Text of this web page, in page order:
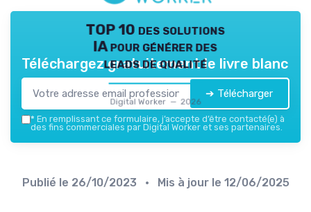
TOP 10 des solutions
IA pour générer des
leads de qualité
Digital Worker — 2026
Téléchargez gratuitement le livre blanc
➔ Télécharger
* En remplissant ce formulaire, j’accepte d’être contacté(e) à
des fins commerciales par Digital Worker et ses partenaires.
Publié le 26/10/2023 • Mis à jour le 12/06/2025